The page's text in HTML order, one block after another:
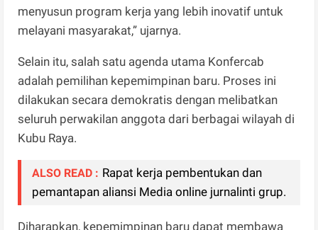
menyusun program kerja yang lebih inovatif untuk
melayani masyarakat,” ujarnya.
Selain itu, salah satu agenda utama Konfercab
adalah pemilihan kepemimpinan baru. Proses ini
dilakukan secara demokratis dengan melibatkan
seluruh perwakilan anggota dari berbagai wilayah di
Kubu Raya.
ALSO READ : Rapat kerja pembentukan dan
pemantapan aliansi Media online jurnalinti grup.
Diharapkan, kepemimpinan baru dapat membawa